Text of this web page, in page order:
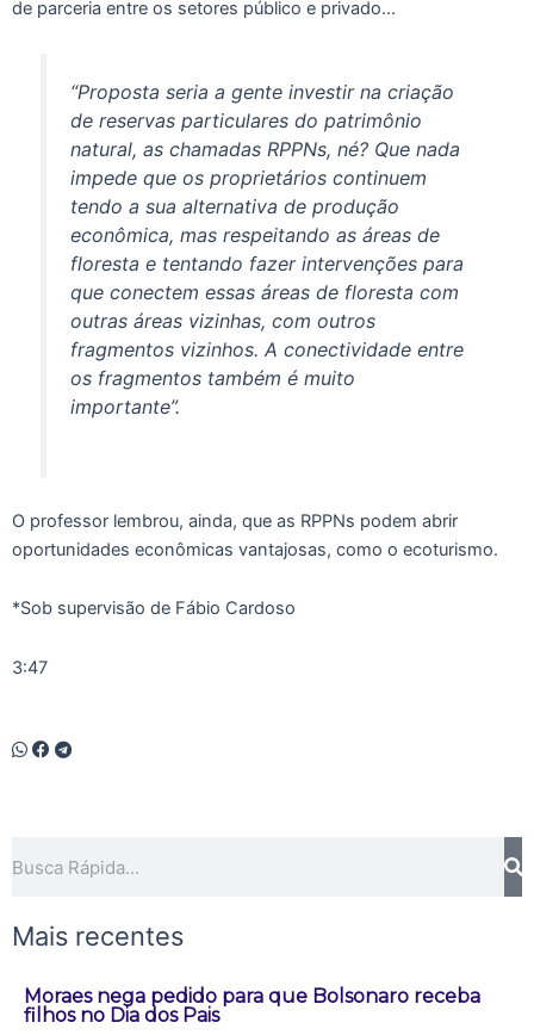
de parceria entre os setores público e privado…
“Proposta seria a gente investir na criação
de reservas particulares do patrimônio
natural, as chamadas RPPNs, né? Que nada
impede que os proprietários continuem
tendo a sua alternativa de produção
econômica, mas respeitando as áreas de
floresta e tentando fazer intervenções para
que conectem essas áreas de floresta com
outras áreas vizinhas, com outros
fragmentos vizinhos. A conectividade entre
os fragmentos também é muito
importante”.
O professor lembrou, ainda, que as RPPNs podem abrir
oportunidades econômicas vantajosas, como o ecoturismo.
*Sob supervisão de Fábio Cardoso
3:47
Mais recentes
Moraes nega pedido para que Bolsonaro receba
filhos no Dia dos Pais